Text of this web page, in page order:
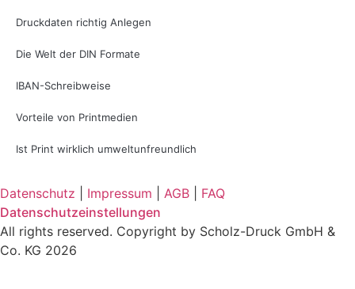
Druckdaten richtig Anlegen
Die Welt der DIN Formate
IBAN-Schreibweise
Vorteile von Printmedien
Ist Print wirklich umweltunfreundlich
Datenschutz Impressum AGB
FAQ
Datenschutzeinstellungen
All rights reserved. Copyright by Scholz-Druck GmbH &
Co. KG 2026